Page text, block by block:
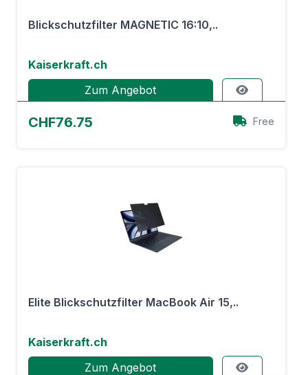
Blickschutzfilter MAGNETIC 16:10,..
Kaiserkraft.ch
Zum Angebot
CHF76.75 Free
Elite Blickschutzfilter MacBook Air 15,..
Kaiserkraft.ch
Zum Angebot